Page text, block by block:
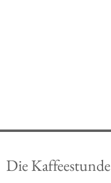
Die Kaffeestunde